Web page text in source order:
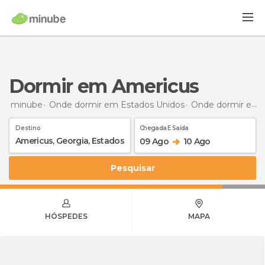
Dormir em Americus
minube Onde dormir em Estados Unidos Onde dormir em Georgia
Destino Chegada E Saída
09 Ago 10 Ago
Pesquisar
HÓSPEDES MAPA